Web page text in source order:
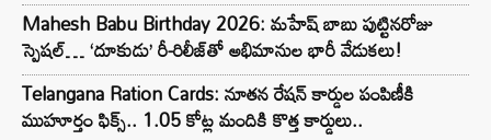
Mahesh Babu Birthday 2026: మహేష్ బాబు పుట్టినరోజు
స్పెషల్… ‘దూకుడు’ రీ-రిలీజ్‌తో అభిమానుల భారీ వేడుకలు!
Telangana Ration Cards: నూతన రేషన్ కార్డుల పంపిణీకి
ముహూర్తం ఫిక్స్‌.. 1.05 కోట్ల మందికి కొత్త కార్డులు..